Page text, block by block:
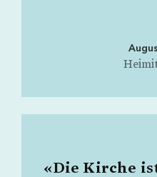
«Die Kirche